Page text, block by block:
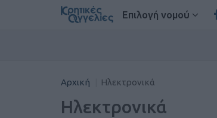
Επιλογή νομού
Αρχική Ηλεκτρονικά
Ηλεκτρονικά